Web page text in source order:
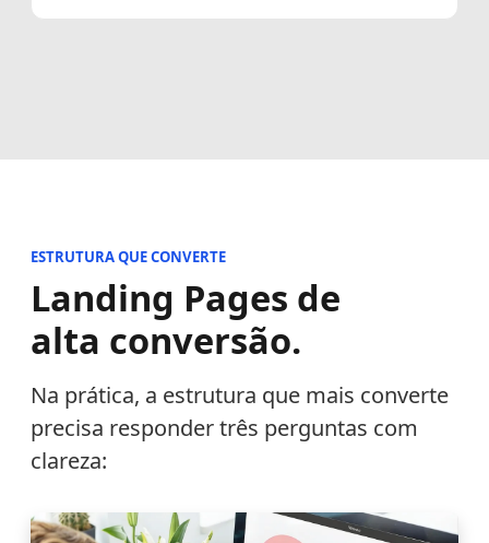
ESTRUTURA QUE CONVERTE
Landing Pages de
alta conversão.
Na prática, a estrutura que mais converte
precisa responder três perguntas com
clareza: